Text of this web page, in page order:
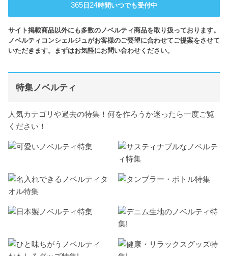
365 日 24時間いつでも受付中
サイト掲載商品以外にも多数のノベルティ商品を取り扱っております。
ノベルティコンシェルジュがお客様のご要望に合わせてご提案をさせて
いただきます。まずはお気軽にお問い合わせください。
特集ノベルティ
人気カテゴリや過去の特集！何を作ろうか迷ったら一度ご覧
ください！